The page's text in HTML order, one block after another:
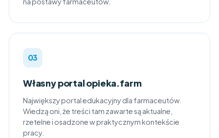
03
Własny portal opieka.farm
Największy portal edukacyjny dla farmaceutów.
Wiedzą oni, że treści tam zawarte są aktualne,
rzetelne i osadzone w praktycznym kontekście
pracy.